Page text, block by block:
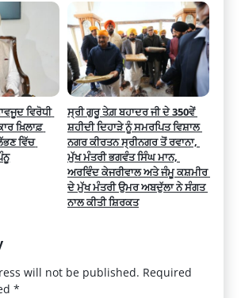
ਵਿਰੋਧੀ
ਖ਼ਿਲਾਫ਼
ਵਿੱਚ
ਸ੍ਰੀ ਗੁਰੂ ਤੇਗ਼ ਬਹਾਦਰ ਜੀ ਦੇ 350ਵੇਂ
ਸ਼ਹੀਦੀ ਦਿਹਾੜੇ ਨੂੰ ਸਮਰਪਿਤ ਵਿਸ਼ਾਲ
ਨਗਰ ਕੀਰਤਨ ਸ੍ਰੀਨਗਰ ਤੋਂ ਰਵਾਨਾ,
ਮੁੱਖ ਮੰਤਰੀ ਭਗਵੰਤ ਸਿੰਘ ਮਾਨ,
ਅਰਵਿੰਦ ਕੇਜਰੀਵਾਲ ਅਤੇ ਜੰਮੂ ਕਸ਼ਮੀਰ
ਦੇ ਮੁੱਖ ਮੰਤਰੀ ਉਮਰ ਅਬਦੁੱਲਾ ਨੇ ਸੰਗਤ
ਨਾਲ ਕੀਤੀ ਸ਼ਿਰਕਤ
will not be published. Required
*